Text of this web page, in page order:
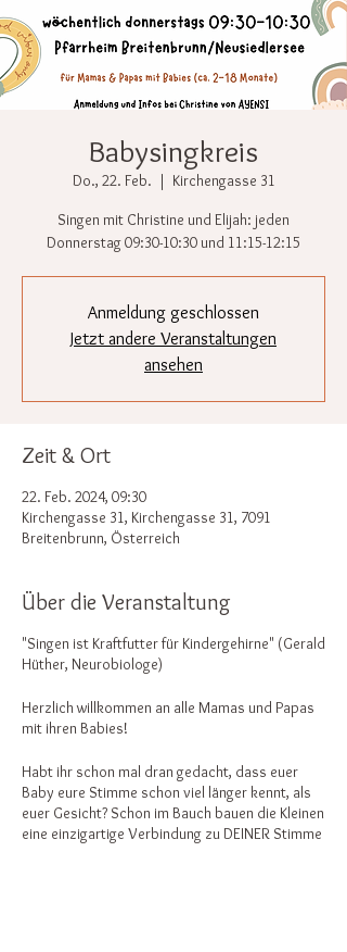
Babysingkreis
Do., 22. Feb.
  |
Kirchengasse 31
Singen mit Christine und Elijah: jeden
Donnerstag 09:30-10:30 und 11:15-12:15
Anmeldung geschlossen
Jetzt andere Veranstaltungen
ansehen
Zeit & Ort
22. Feb. 2024, 09:30
Kirchengasse 31, Kirchengasse 31, 7091
Breitenbrunn, Österreich
Über die Veranstaltung
"Singen ist Kraftfutter für Kindergehirne" (Gerald
Hüther, Neurobiologe)
Herzlich willkommen an alle Mamas und Papas
mit ihren Babies!
Habt ihr schon mal dran gedacht, dass euer
Baby eure Stimme schon viel länger kennt, als
euer Gesicht? Schon im Bauch bauen die Kleinen
eine einzigartige Verbindung zu DEINER Stimme